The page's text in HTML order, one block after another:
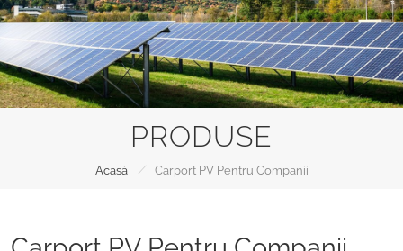
PRODUSE
Acasă / Carport PV Pentru Companii